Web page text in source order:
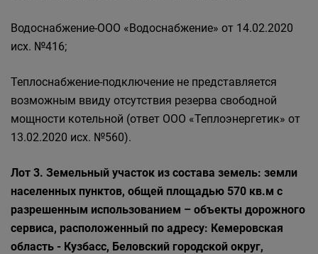
Водоснабжение-ООО «Водоснабжение» от 14.02.2020
исх. №416;
Теплоснабжение-подключение не представляется
возможным ввиду отсутствия резерва свободной
мощности котельной (ответ ООО «Теплоэнергетик» от
13.02.2020 исх. №560).
Лот 3. Земельный участок из состава земель: земли
населенных пунктов, общей площадью 570 кв.м с
разрешенным использованием – объекты дорожного
сервиса, расположенный по адресу: Кемеровская
область - Кузбасс, Беловский городской округ,